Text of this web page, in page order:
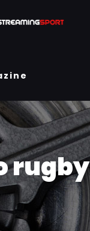
rugby